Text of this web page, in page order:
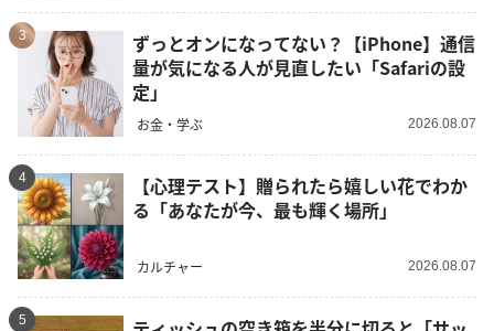
3
ずっとオンになってない？【iPhone】通信
量が気になる人が見直したい「Safariの設
定」
お金・学ぶ 2026.08.07
4
【心理テスト】贈られたら嬉しい花でわか
る「あなたが今、最も輝く場所」
カルチャー 2026.08.07
5